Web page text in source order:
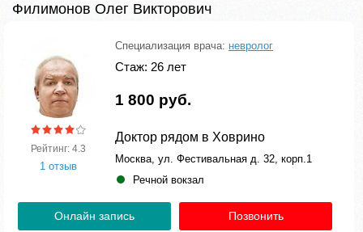
Филимонов Олег Викторович
Рейтинг: 4.3
1 отзыв
Специализация врача: невролог
Стаж: 26 лет
1 800 руб.
Доктор рядом в Ховрино
Москва, ул. Фестивальная д. 32, корп.1
Речной вокзал
Онлайн запись Позвонить